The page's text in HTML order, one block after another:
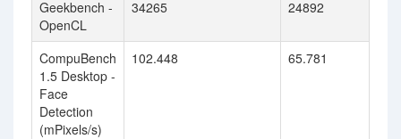
Geekbench -
OpenCL
34265 24892
CompuBench
1.5 Desktop -
Face
Detection
(mPixels/s)
102.448 65.781